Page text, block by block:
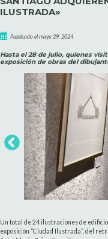
ILUSTRADA»
Publicado el mayo 29, 2024
Hasta el 28 de julio, quienes
exposición de obras del
Un total de 24 ilustraciones de
exposición “Ciudad Ilustrada”, del